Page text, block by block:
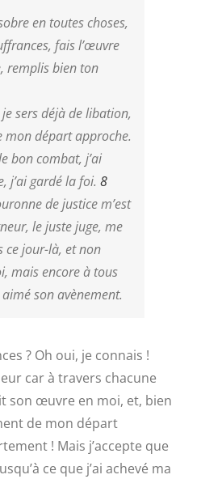
en toutes choses,
fais l’œuvre
remplis bien ton
sers déjà de libation,
mon départ approche.
bon combat, j’ai
j’ai gardé la foi. 8
de justice m’est
le juste juge, me
ce jour-là, et non
mais encore à tous
son avènement.
? Oh oui, je connais !
car à travers chacune
son œuvre en moi, et, bien
de mon départ
! Mais j’accepte que
ce que j’ai achevé ma